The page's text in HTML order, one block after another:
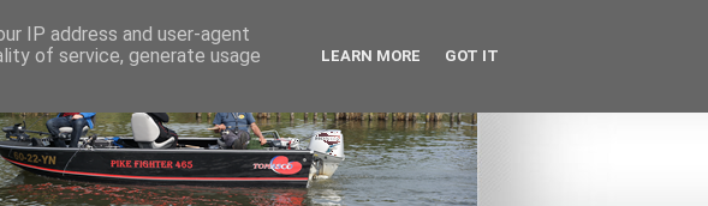
IP address and user-agent
of service, generate usage
LEARN MORE GOT IT